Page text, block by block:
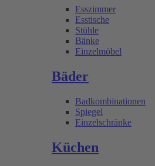
Esszimmer
Esstische
Stühle
Bänke
Einzelmöbel
Bäder
Badkombinationen
Spiegel
Einzelschränke
Küchen